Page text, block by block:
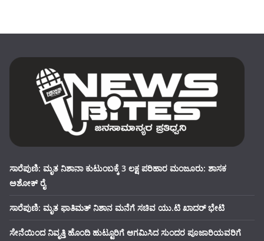
ಸಾರೆಪುಣಿ: ಮೃತ ನಿಶಾನಾ ಕುಟುಂಬಕ್ಕೆ 3 ಲಕ್ಷ ಪರಿಹಾರ ಮಂಜೂರು: ಶಾಸಕ
ಅಶೋಕ್ ರೈ
ಸಾರೆಪುಣಿ: ಮೃತ ಫಾತಿಮತ್ ನಿಶಾನ ಮನೆಗೆ ಸಚಿವ ಯು.ಟಿ ಖಾದರ್ ಭೇಟಿ
ಸೇನೆಯಿಂದ ನಿವೃತ್ತಿ ಹೊಂದಿ ಹುಟ್ಟೂರಿಗೆ ಆಗಮಿಸಿದ ಸುಂದರ ಪೂಜಾರಿಯವರಿಗೆ